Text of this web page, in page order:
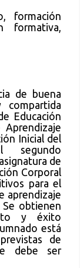
formación
formativa,
de buena
compartida
Educación
Inicial del
segundo
de
Corporal
para el
aprendizaje
Se obtienen
y éxito
está
de
debe ser